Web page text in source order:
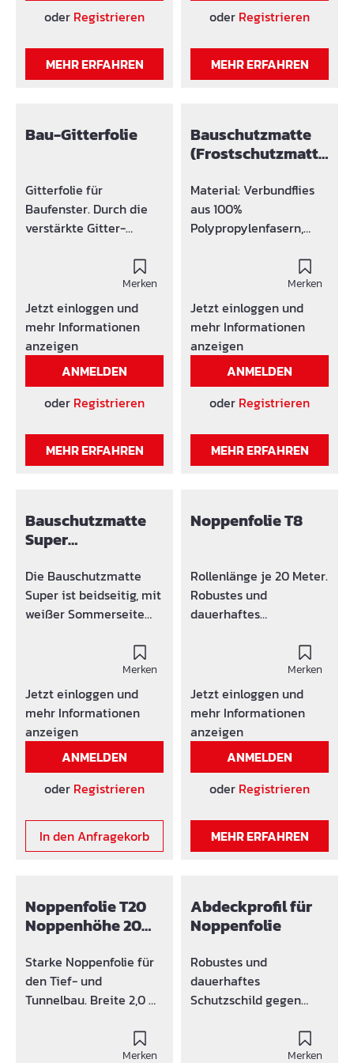
Auflagefläche
erstklassige und
langfristig garantierte
wird aus
Gummigranulat von
und einer auf edlen
Polymeren basierenden
Bindematrix
wird mit der glatten
Seite nach oben und
unten verlegt.
Verarbeitung: Den zu
dämmenden
Unterboden reinigen
und eventuelle
Unebenheiten
beseitigen. Die
Bauschutzmatte
Gummigranulat mit der
stumpf stoßen und mit
einem Klebeband
oder Registrieren
MEHR ERFAHREN
oder Registrieren
MEHR ERFAHREN
Bau-Gitterfolie
Gitterfolie für
Baufenster. Durch die
verstärkte Gitter-
Belastung aufnehmen
als herkömmliche
Folien. Eigenschaften:
Transparent, UV-
stabilisiert
Merken
Jetzt einloggen und
mehr Informationen
anzeigen
ANMELDEN
oder Registrieren
MEHR ERFAHREN
Bauschutzmatte
(Frostschutzmatte
Material: Verbundflies
aus 100%
Polypropylenfasern,
stabiler Polyethylen
Bauschutzmatte ist
einseitig mit schwarzer
Folie kaschiert.
Eigenschaften: reißfest,
unverottbar höchst
widerstandsfähig gegen
Beschädigung leicht
konfektionierbar gute
wiederverwendbar
Anwendungsbereich:Ver
Kälteschutz, Schutz vor
Ausdünnung des noch
feuchten Betons bei
Merken
Jetzt einloggen und
mehr Informationen
anzeigen
ANMELDEN
oder Registrieren
MEHR ERFAHREN
Bauschutzmatte
Super
) 650 gr./m²
Die Bauschutzmatte
Super ist beidseitig, mit
weißer Sommerseite
Anwendungsbereich:
Frostschutz im Winter
(ermöglicht
Betonierungsarbeiten
bis -5 Grad C ohne
Härteverlust)
Verdunstungsschutz
Schutzplane
Merken
Jetzt einloggen und
mehr Informationen
anzeigen
ANMELDEN
oder Registrieren
In den Anfragekorb
Noppenfolie T8
Rollenlänge je 20 Meter.
Robustes und
dauerhaftes
gegen mechanische
Beschädigungen. Die T8
Noppenbahn schafft
mit 8 mm Noppenhöhe
eine Luftschicht vor
dem Mauerwerk. Die
Kellerwände können
atmen, die Feuchtigkeit
Noppenbahn Material:
HDPE, Brandverhalten:
Merken
Jetzt einloggen und
mehr Informationen
anzeigen
ANMELDEN
oder Registrieren
MEHR ERFAHREN
Noppenfolie T20
Noppenhöhe 20
Starke Noppenfolie für
den Tief- und
Tunnelbau. Breite 2,0 m,
Breite. Durch das große
Volumen der 20 mmMerken
Abdeckprofil für
Noppenfolie
Robustes und
dauerhaftes
Schutzschild gegen
Schafft mit 10 mmMerken